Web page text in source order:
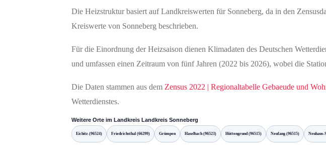
Die Heizstruktur basiert auf Landkreiswerten für Sonneberg, da in den
Kreiswerte von Sonneberg beschrieben.
Für die Einordnung der Heizsaison dienen Klimadaten des Deutschen
und umfassen einen Zeitraum von fünf Jahren (2022 bis 2026), wobei die
Die Daten stammen aus dem Zensus 2022 | Regionaltabelle Gebaeude und
Wetterdienstes.
Weitere Orte im Landkreis Landkreis Sonneberg
Eichitz (96524) Friedrichsthal (66299) Grümpen Haselbach (96523) Hüttengrund (96515) Neufang (96515) Neuhaus-